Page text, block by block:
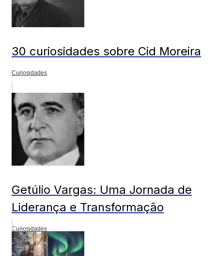
30 curiosidades sobre Cid Moreira
Curiosidades
Getúlio Vargas: Uma Jornada de
Liderança e Transformação
Curiosidades